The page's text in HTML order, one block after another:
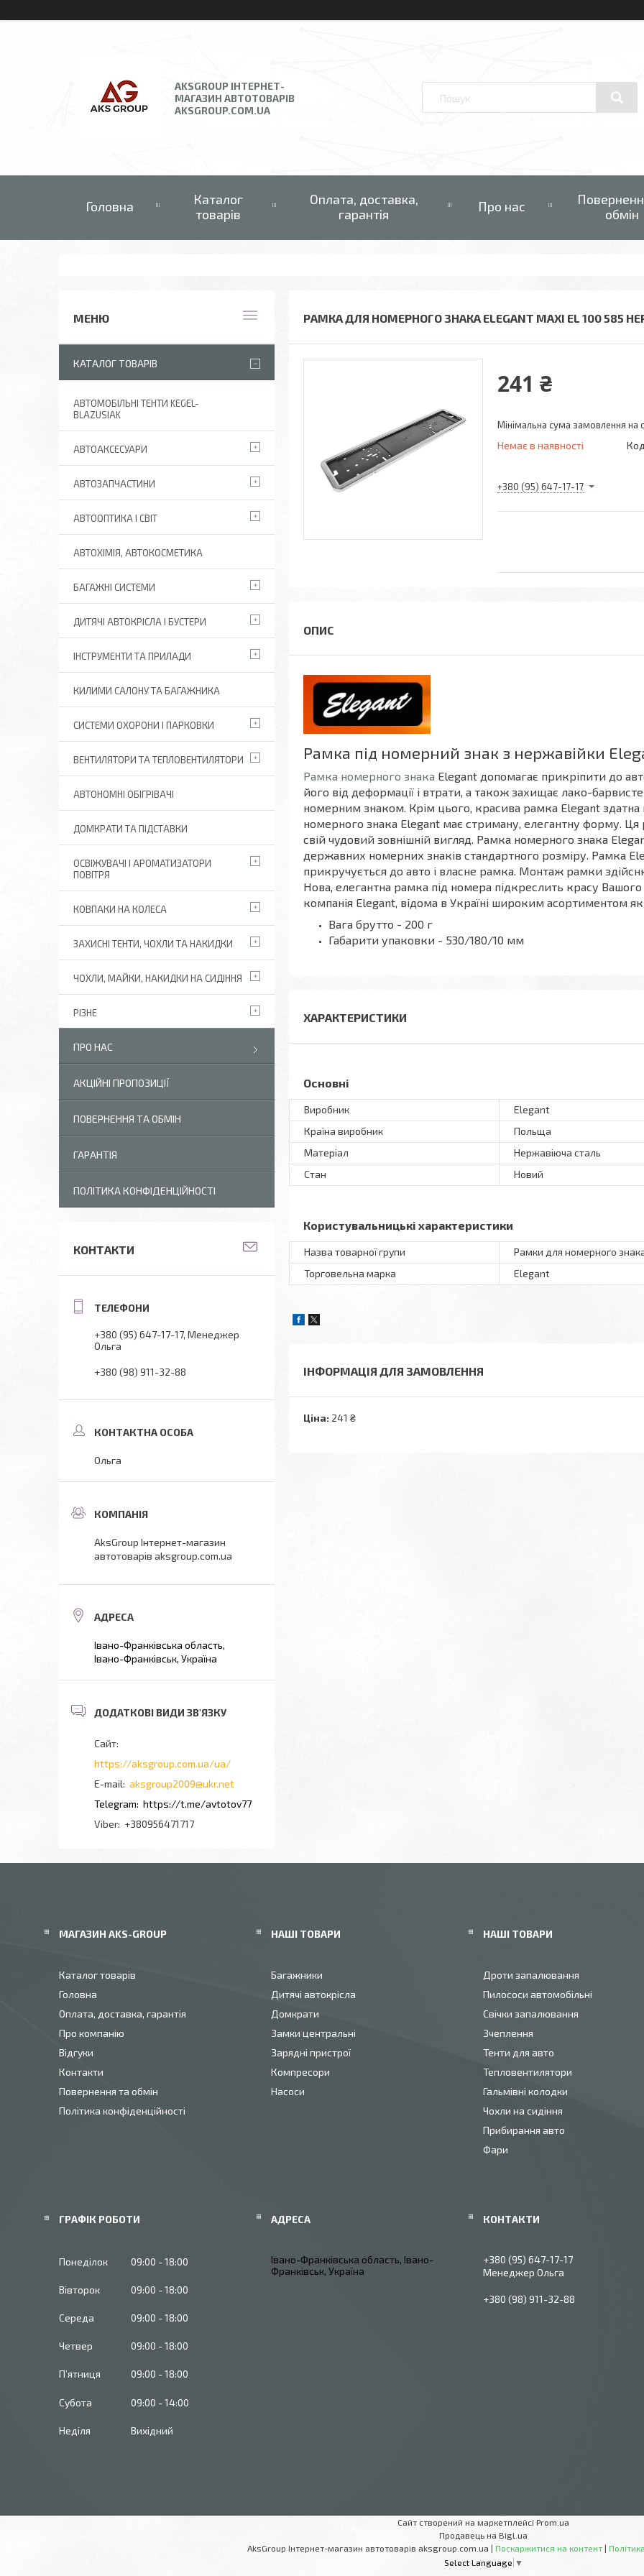
AKSGROUP ІНТЕРНЕТ-
МАГАЗИН АВТОТОВАРІВ
AKSGROUP.COM.UA
Головна
Каталог
товарів
Оплата, доставка,
гарантія
Про нас
обмін
РАМКА ДЛЯ НОМЕРНОГО ЗНАКА ELEGANT MAXI EL 100 585
241 ₴
Мінімальна сума замовлення на
Немає в наявності
+380 (95) 647-17-17
Рамка під номерний знак з нержавійки
Рамка номерного знака Elegant допомагає прикріпити до
його від деформації і втрати, а також захищає лако-
номерним знаком. Крім цього, красива рамка Elegant
номерного знака Elegant має стриману, елегантну форму. Ця
свій чудовий зовнішній вигляд. Рамка номерного знака
державних номерних знаків стандартного розміру. Рамка
прикручується до авто і власне рамка. Монтаж рамки
Нова, елегантна рамка під номера підкреслить красу
компанія Elegant, відома в Україні широким асортиментом
Вага брутто - 200 г
Габарити упаковки - 530/180/10 мм
ХАРАКТЕРИСТИКИ
Основні
Виробник
Elegant
Країна виробник
Польща
Матеріал
Нержавіюча сталь
Стан
Новий
Користувальницькі характеристики
Назва товарної групи
Рамки для номерного
Торговельна марка
Elegant
ІНФОРМАЦІЯ ДЛЯ ЗАМОВЛЕННЯ
Ціна: 241 ₴
КАТАЛОГ ТОВАРІВ
АВТОМОБІЛЬНІ ТЕНТИ KEGEL-
BLAZUSIAK
АВТОАКСЕСУАРИ
АВТОЗАПЧАСТИНИ
АВТООПТИКА І СВІТ
АВТОХІМІЯ, АВТОКОСМЕТИКА
БАГАЖНІ СИСТЕМИ
ДИТЯЧІ АВТОКРІСЛА І БУСТЕРИ
ІНСТРУМЕНТИ ТА ПРИЛАДИ
КИЛИМИ САЛОНУ ТА БАГАЖНИКА
СИСТЕМИ ОХОРОНИ І ПАРКОВКИ
ВЕНТИЛЯТОРИ ТА ТЕПЛОВЕНТИЛЯТОРИ
АВТОНОМНІ ОБІГРІВАЧІ
ДОМКРАТИ ТА ПІДСТАВКИ
ОСВІЖУВАЧІ І АРОМАТИЗАТОРИ
ПОВІТРЯ
КОВПАКИ НА КОЛЕСА
ЗАХИСНІ ТЕНТИ, ЧОХЛИ ТА НАКИДКИ
ЧОХЛИ, МАЙКИ, НАКИДКИ НА СИДІННЯ
РІЗНЕ
ПРО НАС
АКЦІЙНІ ПРОПОЗИЦІЇ
ПОВЕРНЕННЯ ТА ОБМІН
ГАРАНТІЯ
ПОЛІТИКА КОНФІДЕНЦІЙНОСТІ
КОНТАКТИ
+380 (95) 647-17-17 Менеджер
Ольга
+380 (98) 911-32-88
Ольга
AksGroup Інтернет-магазин
автотоварів aksgroup.com.ua
Івано-Франківська область,
Івано-Франківськ, Україна
https://aksgroup.com.ua/ua/
aksgroup2009@ukr.net
https://t.me/avtotov77
+380956471717
МАГАЗИН AKS-GROUP
Каталог товарів
Головна
Оплата, доставка, гарантія
Про компанію
Відгуки
Контакти
Повернення та обмін
Політика конфіденційності
НАШІ ТОВАРИ
Багажники
Дитячі автокрісла
Домкрати
Замки центральні
Зарядні пристрої
Компресори
Насоси
НАШІ ТОВАРИ
Дроти запалювання
Пилососи автомобільні
Свічки запалювання
Зчеплення
Тенти для авто
Тепловентилятори
Гальмівні колодки
Чохли на сидіння
Прибирання авто
Фари
ГРАФІК РОБОТИ
Понеділок 09:00 18:00
Вівторок 09:00 18:00
Середа 09:00 18:00
Четвер 09:00 18:00
Пʼятниця 09:00 18:00
Субота 09:00 14:00
Неділя Вихідний
Івано-Франківська область, Івано-
Франківськ, Україна
+380 (95) 647-17-17
Менеджер Ольга
+380 (98) 911-32-88
Сайт створений на маркетплейсі Prom.ua
Продавець на Bigl.ua
AksGroup Інтернет-магазин автотоварів aksgroup.com.ua | Поскаржитися на контент |
Select Language ▼